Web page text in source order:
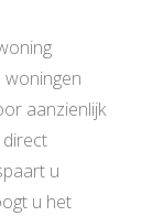
woningen
aanzienlijk
u
u het